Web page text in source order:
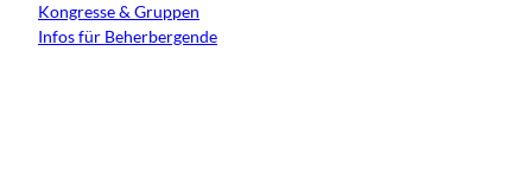
Kongresse & Gruppen
Infos für Beherbergende